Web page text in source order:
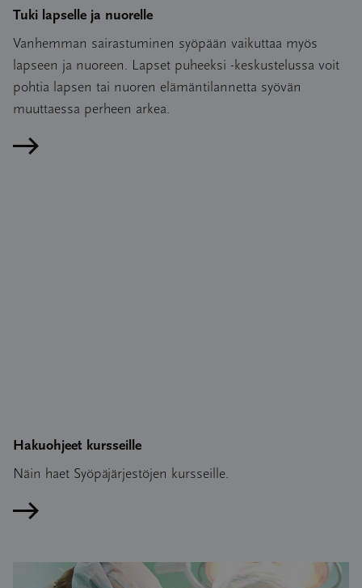
Tuki lapselle ja nuorelle
Vanhemman sairastuminen syöpään vaikuttaa myös
lapseen ja nuoreen. Lapset puheeksi -keskustelussa voit
pohtia lapsen tai nuoren elämäntilannetta syövän
muuttaessa perheen arkea.
Lue artikkeli
Hakuohjeet kursseille
Näin haet Syöpäjärjestöjen kursseille.
Lue artikkeli